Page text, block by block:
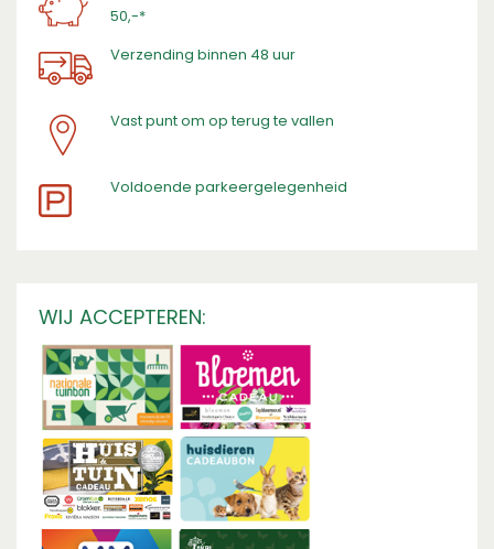
50,-*
Verzending binnen 48 uur
Vast punt om op terug te vallen
​Voldoende parkeergelegenheid
WIJ ACCEPTEREN: